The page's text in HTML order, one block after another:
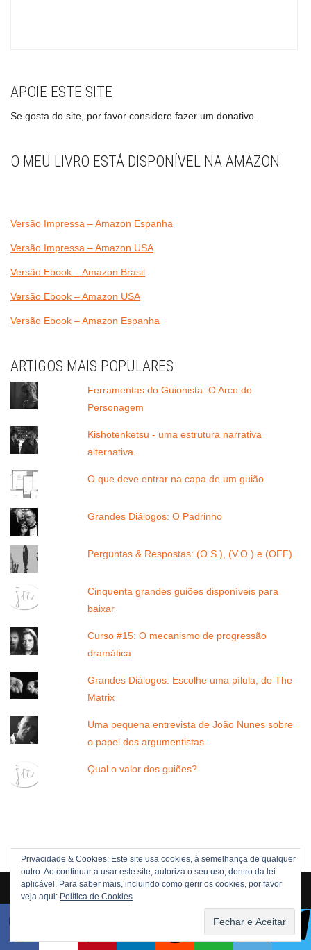
APOIE ESTE SITE
Se gosta do site, por favor considere fazer um donativo.
O MEU LIVRO ESTÁ DISPONÍVEL NA AMAZON
Versão Impressa – Amazon Espanha
Versão Impressa – Amazon USA
Versão Ebook – Amazon Brasil
Versão Ebook – Amazon USA
Versão Ebook – Amazon Espanha
ARTIGOS MAIS POPULARES
Ferramentas do Guionista: O Arco do
Personagem
Kishotenketsu - uma estrutura narrativa
alternativa.
O que deve entrar na capa de um guião
Grandes Diálogos: O Padrinho
Perguntas & Respostas: (O.S.), (V.O.) e (OFF)
Cinquenta grandes guiões disponíveis para
baixar
Curso #15: O mecanismo de progressão
dramática
Grandes Diálogos: Escolhe uma pílula, de The
Matrix
Uma pequena entrevista de João Nunes sobre
o papel dos argumentistas
Qual o valor dos guiões?
Privacidade & Cookies: Este site usa cookies, à semelhança de qualquer
outro. Ao continuar a usar este site, autoriza o seu uso, dentro da lei
aplicável. Para saber mais, incluindo como gerir os cookies, por favor
veja aqui: Política de Cookies
Direitos Reservados © 2005 -[current_year] JOÃO NUNES
POLÍTICA DE PRIVACIDADE
WordPress